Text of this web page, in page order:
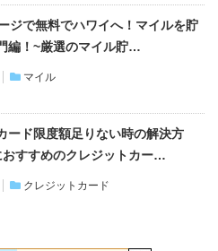
ジで無料でハワイへ！マイルを貯
編！~厳選のマイル貯…
マイル
ード限度額足りない時の解決方
おすすめのクレジットカー…
クレジットカード